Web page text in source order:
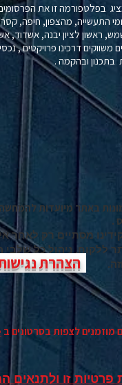
בפלטפורמה זו את
התעשייה, מהצפון, חיפה,
ראשון לציון יבנה, אשדוד,
משווקים דרכינו פרויקטים ,
בתכנון ובהקמה .
באתר מיועדות
.
מסתיים רק לאחר
ללקוח, ניהול כל
הצהרת
מוזמנים לצפות בסרטוניםב
זו ולתנאים